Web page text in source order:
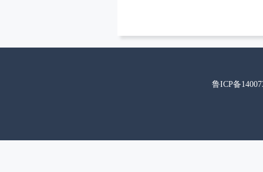
鲁ICP备